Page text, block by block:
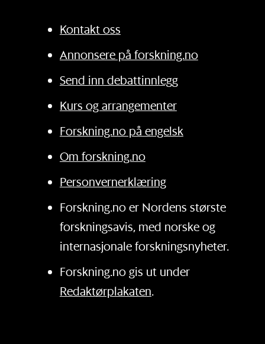
Kontakt oss
Annonsere på forskning.no
Send inn debattinnlegg
Kurs og arrangementer
Forskning.no på engelsk
Om forskning.no
Personvernerklæring
Forskning.no er Nordens største
forskningsavis, med norske og
internasjonale forskningsnyheter.
Forskning.no gis ut under
Redaktørplakaten.